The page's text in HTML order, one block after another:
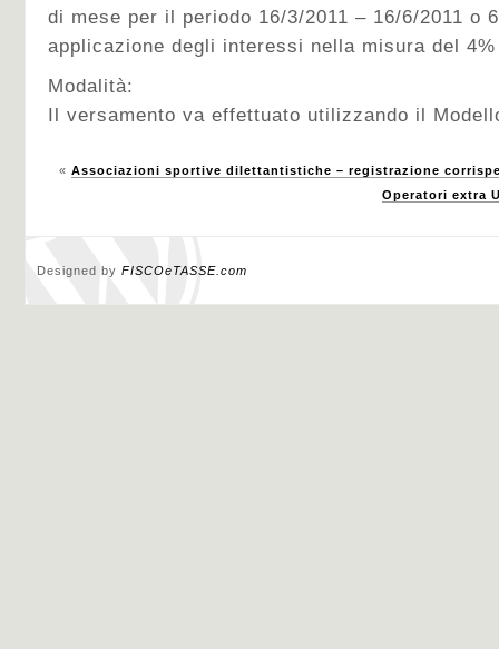
di mese per il periodo 16/3/2011 – 16/6/2011 o
applicazione degli interessi nella misura del 4%
Modalità:
Il versamento va effettuato utilizzando il
« Associazioni sportive dilettantistiche – registrazione
Operatori extra
Designed by FISCOeTASSE.com